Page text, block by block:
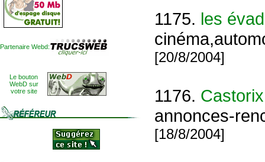
Partenaire Webd:
Le bouton
WebD sur
votre site
1175. les
[20/8/2004]
1176.
annonces-
[18/8/2004]